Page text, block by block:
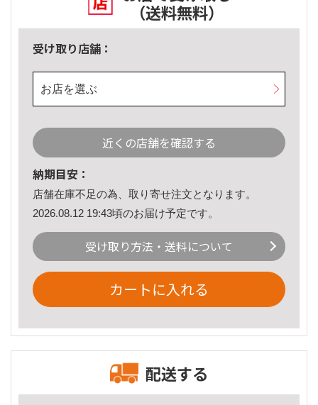
（送料無料）
受け取り店舗：
お店を選ぶ
近くの店舗を確認する
納期目安：
店舗在庫不足の為、取り寄せ注文となります。
2026.08.12 19:43頃のお届け予定です。
受け取り方法・送料について
カートに入れる
配送する